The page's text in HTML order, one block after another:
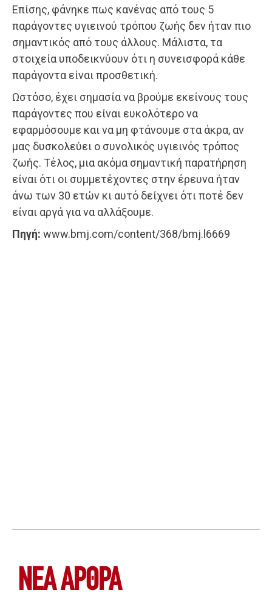
Επίσης, φάνηκε πως κανένας από τους 5
παράγοντες υγιεινού τρόπου ζωής δεν ήταν πιο
σημαντικός από τους άλλους. Μάλιστα, τα
στοιχεία υποδεικνύουν ότι η συνεισφορά κάθε
παράγοντα είναι προσθετική.
Ωστόσο, έχει σημασία να βρούμε εκείνους τους
παράγοντες που είναι ευκολότερο να
εφαρμόσουμε και να μη φτάνουμε στα άκρα, αν
μας δυσκολεύει ο συνολικός υγιεινός τρόπος
ζωής. Τέλος, μια ακόμα σημαντική παρατήρηση
είναι ότι οι συμμετέχοντες στην έρευνα ήταν
άνω των 30 ετών κι αυτό δείχνει ότι ποτέ δεν
είναι αργά για να αλλάξουμε.
Πηγή: www.bmj.com/content/368/bmj.l6669
ΝΕΑ ΆΡΘΡΑ